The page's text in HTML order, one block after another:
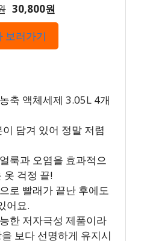
30,800원
보러가기
축 액체세제 3.05L 4개
담겨 있어 정말 저렴
룩과 오염을 효과적으
옷 걱정 끝!
로 빨래가 끝난 후에도
어요.
한 저자극성 제품이라
보다 선명하게 유지시